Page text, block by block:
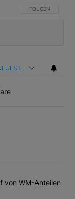
FOLGE DIESER
FOLGEN
kommentierten
für den
von WM-Anteilen